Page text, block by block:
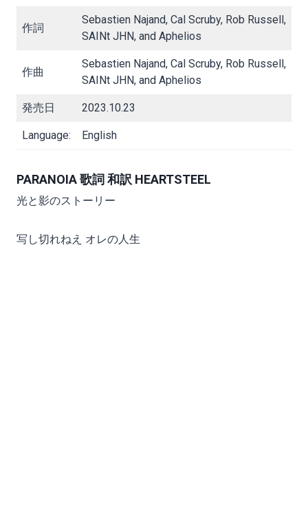
作詞
Sebastien Najand, Cal Scruby, Rob Russell,
SAINt JHN, and Aphelios
作曲
Sebastien Najand, Cal Scruby, Rob Russell,
SAINt JHN, and Aphelios
発売日 2023.10.23
Language: English
PARANOIA 歌詞 和訳 HEARTSTEEL
光と影のストーリー
写し切れねえ オレの人生